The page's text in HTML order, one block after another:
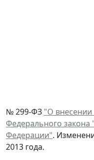
№ 299-ФЗ "О внесении
Федерального закона
Федерации".
2013 года.